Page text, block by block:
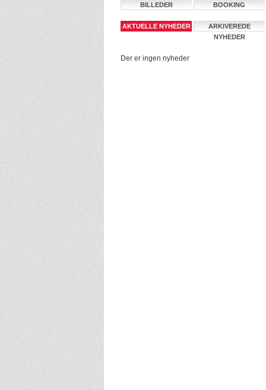
BILLEDER
BOOKING
AKTUELLE NYHEDER
ARKIVEREDE
NYHEDER
Der er ingen nyheder